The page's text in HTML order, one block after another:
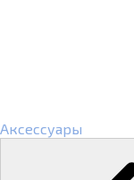
Аксессуары